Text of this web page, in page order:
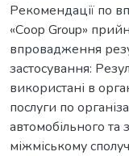
Рекомендації по
«Сoop Group»
впровадження
застосування:
використані в
послуги по
автомобільного та
міжміському